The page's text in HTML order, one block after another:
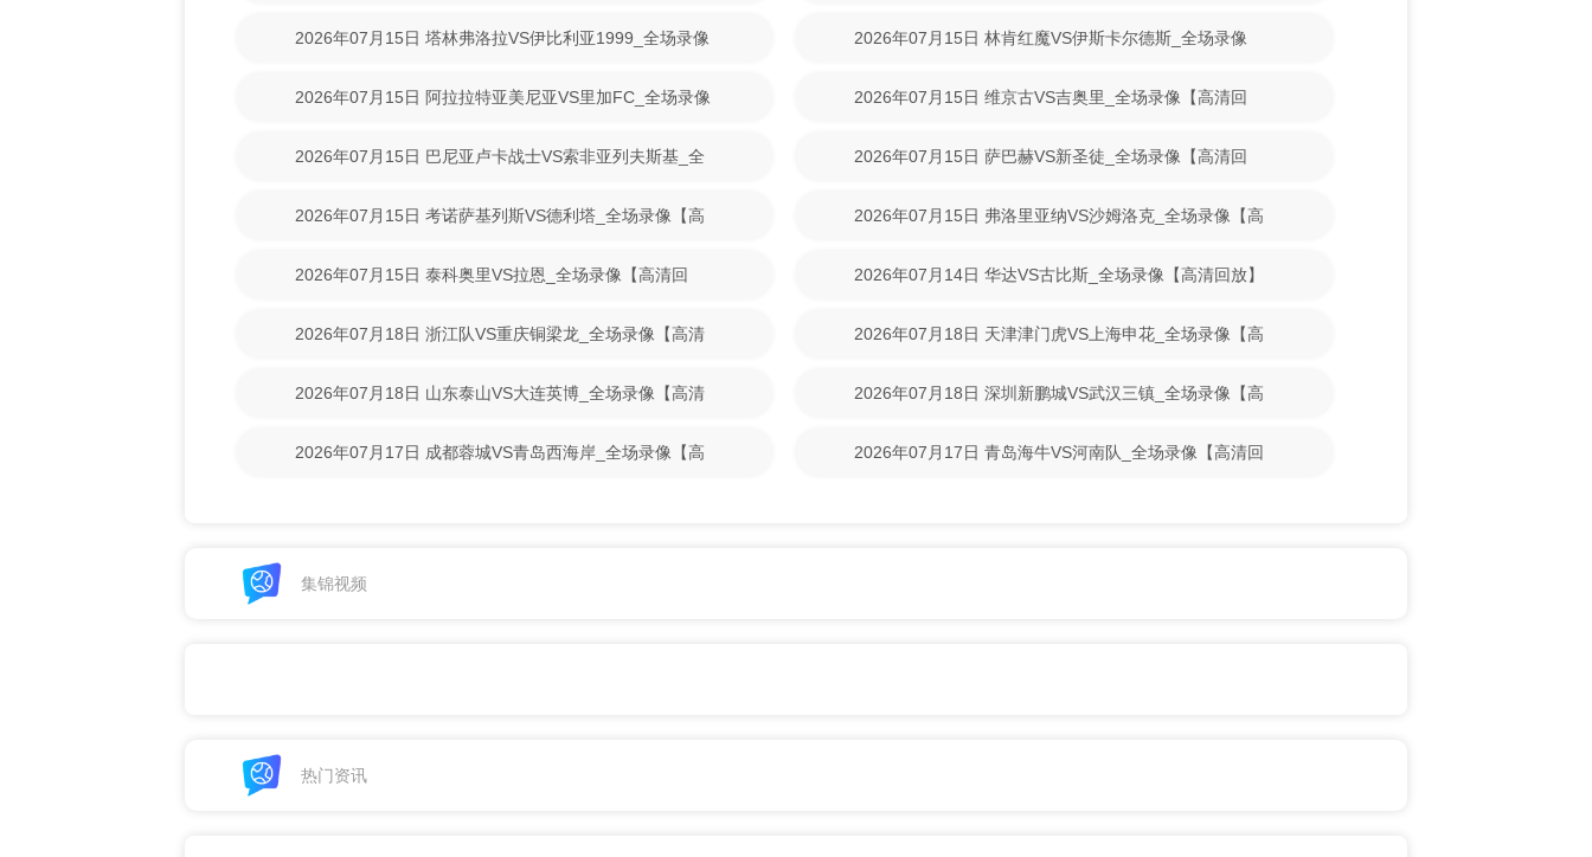
2026年07月15日 塔林弗洛拉VS伊比利亚1999_全场录像 2026年07月15日 林肯红魔VS伊斯卡尔德斯_全场录像
2026年07月15日 阿拉拉特亚美尼亚VS里加FC_全场录像 2026年07月15日 维京古VS吉奥里_全场录像【高清回
2026年07月15日 巴尼亚卢卡战士VS索非亚列夫斯基_全
场录像【高清回放】
2026年07月15日 萨巴赫VS新圣徒_全场录像【高清回
2026年07月15日 考诺萨基列斯VS德利塔_全场录像【高 2026年07月15日 弗洛里亚纳VS沙姆洛克_全场录像【高
2026年07月15日 泰科奥里VS拉恩_全场录像【高清回 2026年07月14日 华达VS古比斯_全场录像【高清回放】
2026年07月18日 浙江队VS重庆铜梁龙_全场录像【高清 2026年07月18日 天津津门虎VS上海申花_全场录像【高
2026年07月18日 山东泰山VS大连英博_全场录像【高清 2026年07月18日 深圳新鹏城VS武汉三镇_全场录像【高
2026年07月17日 成都蓉城VS青岛西海岸_全场录像【高 2026年07月17日 青岛海牛VS河南队_全场录像【高清回
集锦视频
热门资讯